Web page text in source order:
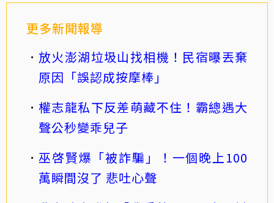
更多新聞報導
放火澎湖垃圾山找相機！民宿曝丟棄
原因「誤認成按摩棒」
權志龍私下反差萌藏不住！霸總遇大
聲公秒變乖兒子
巫啓賢爆「被詐騙」！一個晚上100
萬瞬間沒了 悲吐心聲